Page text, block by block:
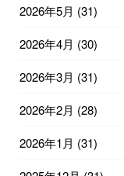
2026年5月 (31)
2026年4月 (30)
2026年3月 (31)
2026年2月 (28)
2026年1月 (31)